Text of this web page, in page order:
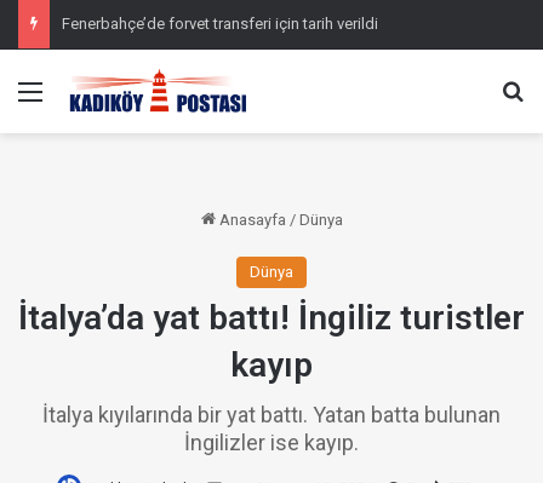
Fenerbahçe’de forvet transferi için tarih verildi
Menü
Anasayfa / Dünya
Dünya
İtalya’da yat battı! İngiliz turistler
kayıp
İtalya kıyılarında bir yat battı. Yatan batta bulunan
İngilizler ise kayıp.